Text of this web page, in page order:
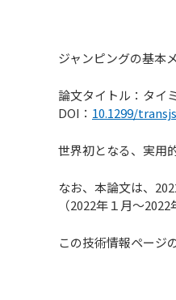
ジャンピングの基本
論文タイトル：タイ
DOI： 10.1299/
世界初となる、実用
なお、本論文は、
（2022年１月～
この技術情報ページ